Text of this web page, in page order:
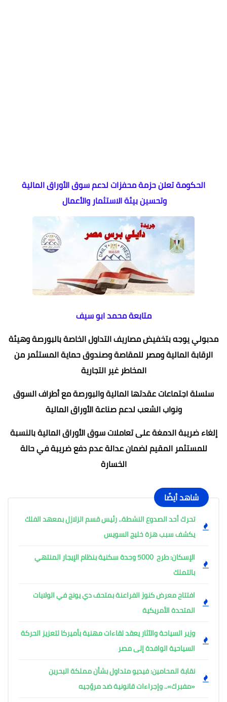
الحكومة تعلن حزمة محفزات لدعم سوق الأوراق المالية
وتحسين بيئة الاستثمار والأعمال
متابعة محمد ابو سيف
مدبولي يوجه بتخفيض مصاريف التداول الخاصة بالبورصة وهيئة
الرقابة المالية ومصر للمقاصة وصندوق حماية المستثمر من
المخاطر غير التجارية
سلسلة اجتماعات عقدتها المالية والبورصة مع أطراف السوق
ونواب الشعب لدعم صناعة الأوراق المالية
إلغاء ضريبة الدمغة على تعاملات سوق الأوراق المالية بالنسبة
للمستثمر المقيم لضمان عدالة عدم دفع ضريبة في حالة
الخسارة
شاهد أيضًا
تحرك أحد الصدوع النشطة.. رئيس قسم الزلازل بمعهد الفلك
يكشف سبب هزة خليج السويس
الإسكان: طرح 5000 وحدة سكنية بنظام الإيجار المنتهي
بالتملك
افتتاح معرض كنوز الفراعنة بمتحف دي يونج في الولايات
المتحدة الأمريكية
وزير السياحة والآثار يعقد لقاءات مهنية بأميركا لتعزيز الحركة
السياحية الوافدة إلى مصر
نقابة المحامين: فيديو متداول بشأن مملكة البحرين
«مفبرك».. وإجراءات قانونية ضد مروّجيه